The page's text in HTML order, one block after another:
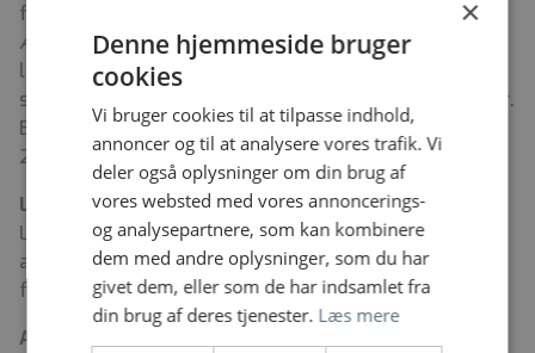
forskningsenhed er under etablering.
Anæstesiologisk Afdelinghar ca. 500 ansatte (85
læger) og en etableret forskningsenhed med ph.d.-
studerende, forskningslektorer og kliniske professorer.
Begge afdelinger flytter til Nyt SUH Køge i september
2027.
Løn og vilkår
Løn efter gældende overenskomst. 37 timers
arbejdsuge. Fremmøde på flere matrikler kan
forventes.
Ansøgning
×
Denne hjemmeside bruger
cookies
Vi bruger cookies til at tilpasse indhold,
annoncer og til at analysere vores trafik. Vi
deler også oplysninger om din brug af
vores websted med vores annoncerings-
og analysepartnere, som kan kombinere
dem med andre oplysninger, som du har
givet dem, eller som de har indsamlet fra
din brug af deres tjenester. Læs mere